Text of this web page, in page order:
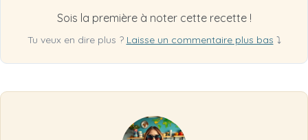
Sois la première à noter cette recette !
Tu veux en dire plus ? Laisse un commentaire plus bas ⤵